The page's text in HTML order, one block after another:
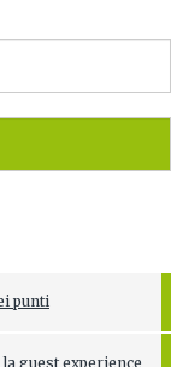
punti
guest experience